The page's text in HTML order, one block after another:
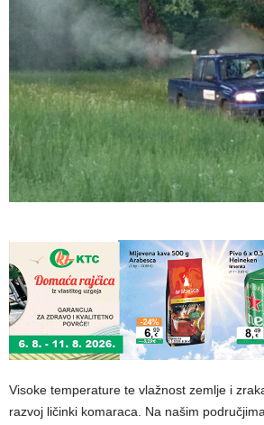
Visoke temperature te vlažnost zemlje i
razvoj ličinki komaraca. Na našim